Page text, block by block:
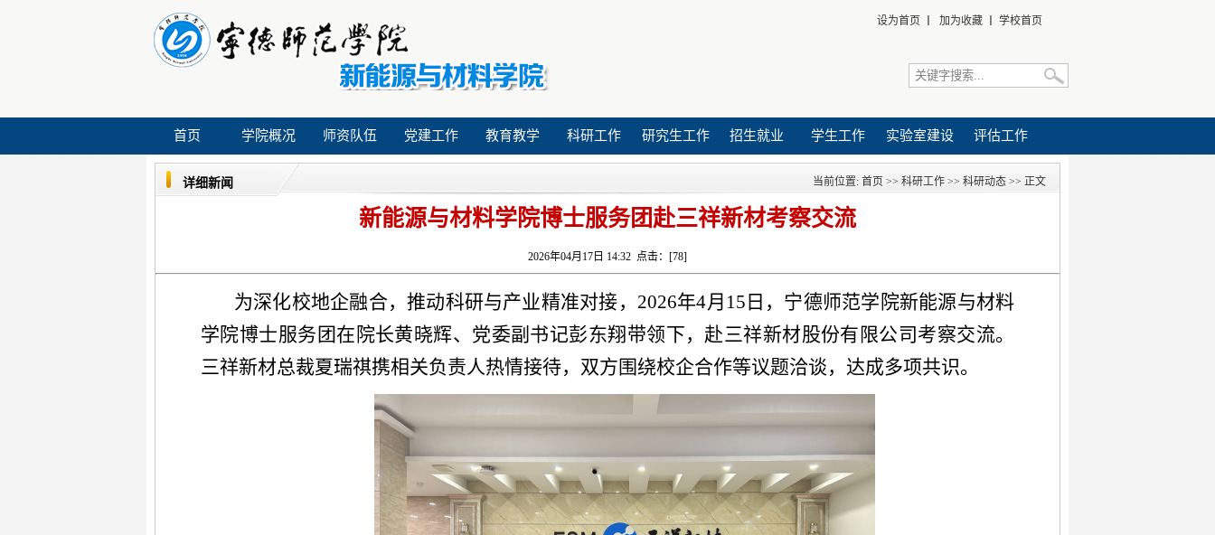
设为首页 加为收藏 学校首页
首页 学院概况 师资队伍 党建工作 教育教学 科研工作 研究生工作 招生就业 学生工作 实验室建设 评估工作
详细新闻 当前位置: 首页 >> 科研工作 >> 科研动态 >> 正文
新能源与材料学院博士服务团赴三祥新材考察交流
2026年04月17日 14:32 点击：[78]
为深化校地企融合，推动科研与产业精准对接， 2026年4月15日，宁德师范学院新能源与材料
学院博士服务团在院长黄晓辉、党委副书记彭东翔带领下，赴三祥新材股份有限公司考察交流。
三祥新材总裁夏瑞祺携相关负责人热情接待，双方围绕校企合作等议题洽谈，达成多项共识。